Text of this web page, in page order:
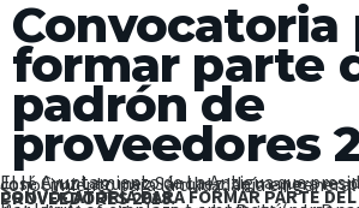
Convocatoria
formar parte
padrón de
proveedores
El H. Ayuntamiento de La Antigua que preside el Contador Público José Cruz Lagunez Sánchez, de manera respetuosa hace de
CONVOCATORIA PARA FORMAR PARTE DEL PADRÓN DE PROVEEDORES 2018.